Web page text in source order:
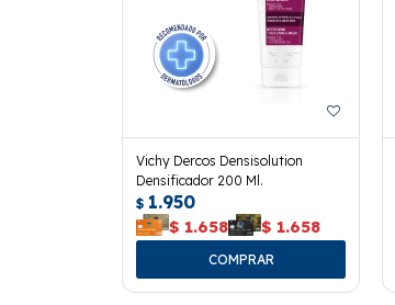
Vichy Dercos Densisolution
Densificador 200 Ml.
$ 1.950
$ 1.658 $ 1.658